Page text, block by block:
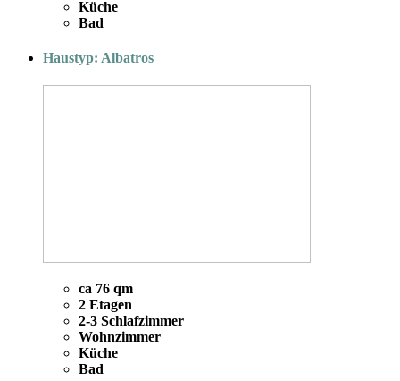
Küche
Bad
Haustyp: Albatros
ca 76 qm
2 Etagen
2-3 Schlafzimmer
Wohnzimmer
Küche
Bad